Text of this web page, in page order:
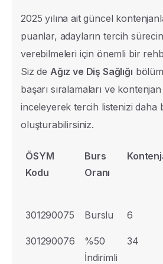
2025 yılına ait güncel
puanlar, adayların tercih
verebilmeleri için önemli bir
Siz de Ağız ve Diş Sağlığı
başarı sıralamaları ve
inceleyerek tercih listenizi daha
oluşturabilirsiniz.
ÖSYM
Kodu
Burs
Oranı
301290075 Burslu 6
301290076
%50
İndirimli
34